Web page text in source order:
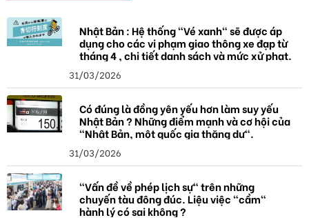
Nhật Bản : Hệ thống "Vé xanh" sẽ được áp
dụng cho các vi phạm giao thông xe đạp từ
tháng 4 , chi tiết danh sách và mức xử phạt.
31/03/2026
Có đúng là đồng yên yếu hơn làm suy yếu
Nhật Bản ? Những điểm mạnh và cơ hội của
"Nhật Bản, một quốc gia thặng dư".
31/03/2026
"Vấn đề về phép lịch sự" trên những
chuyến tàu đông đúc. Liệu việc "cầm"
hành lý có sai không ?